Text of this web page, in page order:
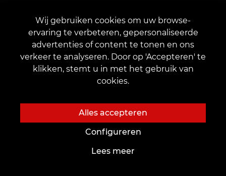
Vond je dit artikel leuk?
Wij gebruiken cookies om uw browse-
ervaring te verbeteren, gepersonaliseerde
advertenties of content te tonen en ons
verkeer te analyseren. Door op 'Accepteren' te
klikken, stemt u in met het gebruik van
cookies.
Alles accepteren
Configureren
Lees meer